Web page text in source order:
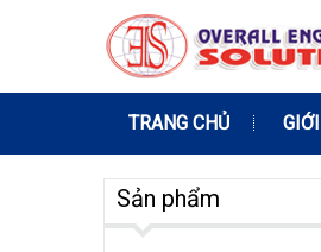
TRANG CHỦ
Sản phẩm